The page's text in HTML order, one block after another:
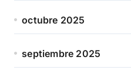
octubre 2025
septiembre 2025